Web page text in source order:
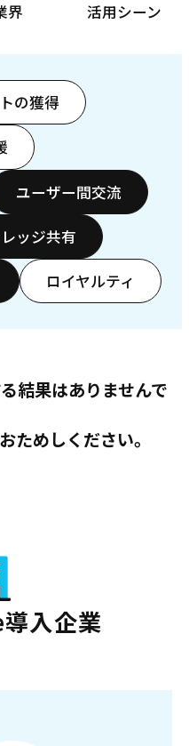
界 活用シーン
の獲得
ユーザー間交流
ッジ共有
ロイヤルティ
結果はありませんで
ためしください。
入企業